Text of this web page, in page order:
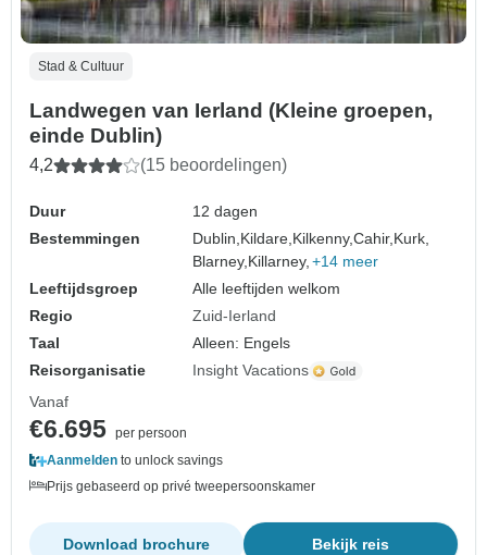
Stad & Cultuur
Landwegen van Ierland (Kleine groepen,
einde Dublin)
4,2 (15 beoordelingen)
Duur
12 dagen
Bestemmingen
Dublin, Kildare, Kilkenny,Cahir, Kurk,
Blarney, Killarney, +14 meer
Leeftijdsgroep
Alle leeftijden welkom
Regio
Zuid-Ierland
Taal
Alleen: Engels
Reisorganisatie
Insight Vacations
Vanaf
€6.695 per persoon
Aanmelden to unlock savings
Prijs gebaseerd op privé tweepersoonskamer
Bekijk reis
Download brochure